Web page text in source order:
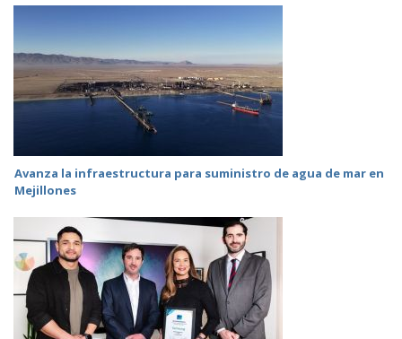
Avanza la infraestructura para suministro de agua de mar en
Mejillones